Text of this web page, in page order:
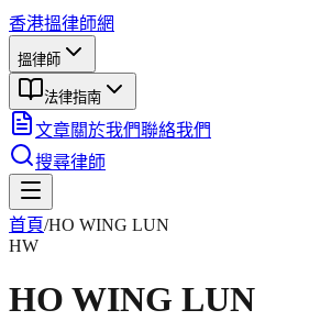
香港搵律師網
搵律師
法律指南
文章關於我們聯絡我們
搜尋律師
首頁/HO WING LUN
HW
HO WING LUN